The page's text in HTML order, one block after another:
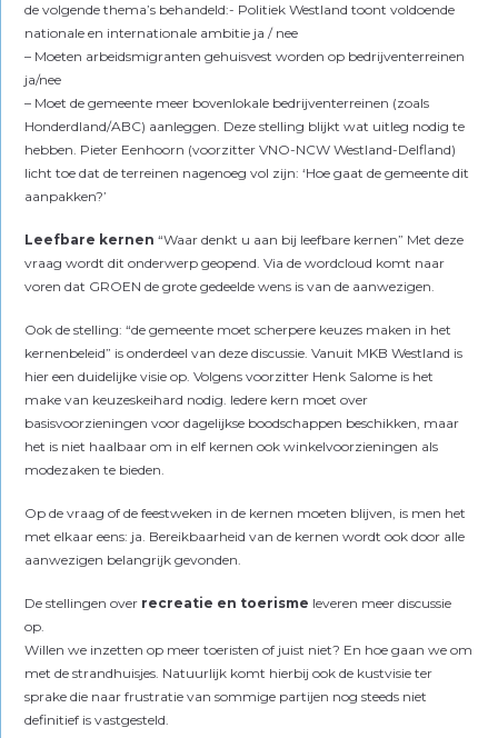
de volgende thema’s behandeld:- Politiek Westland toont voldoende
nationale en internationale ambitie ja / nee
– Moeten arbeidsmigranten gehuisvest worden op bedrijventerreinen
ja/nee
– Moet de gemeente meer bovenlokale bedrijventerreinen (zoals
Honderdland/ABC) aanleggen. Deze stelling blijkt wat uitleg nodig te
hebben. Pieter Eenhoorn (voorzitter VNO-NCW Westland-Delfland)
licht toe dat de terreinen nagenoeg vol zijn: ‘Hoe gaat de gemeente dit
aanpakken?’
Leefbare kernen“Waar denkt u aan bij leefbare kernen” Met deze
vraag wordt dit onderwerp geopend. Via de wordcloud komt naar
voren dat GROEN de grote gedeelde wens is van de aanwezigen.
Ook de stelling: “de gemeente moet scherpere keuzes maken in het
kernenbeleid” is onderdeel van deze discussie. Vanuit MKB Westland is
hier een duidelijke visie op. Volgens voorzitter Henk Salome is het
make van keuzeskeihard nodig. Iedere kern moet over
basisvoorzieningen voor dagelijkse boodschappen beschikken, maar
het is niet haalbaar om in elf kernen ook winkelvoorzieningen als
modezaken te bieden.
Op de vraag of de feestweken in de kernen moeten blijven, is men het
met elkaar eens: ja. Bereikbaarheid van de kernen wordt ook door alle
aanwezigen belangrijk gevonden.
De stellingen over recreatie en toerisme leveren meer discussie
op.
Willen we inzetten op meer toeristen of juist niet? En hoe gaan we om
met de strandhuisjes. Natuurlijk komt hierbij ook de kustvisie ter
sprake die naar frustratie van sommige partijen nog steeds niet
definitief is vastgesteld.